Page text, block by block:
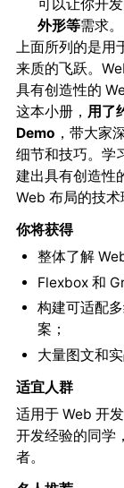
可以让你开
外形等需求。
上面所列的是用
来质的飞跃。
具有创造性的
这本小册， 用了
Demo ，带大家
细节和技巧。学
建出具有创造性
Web 布局的技术
你将获得
整体了解
Flexbox 和
构建可适配
案；
大量图文和
适宜人群
适用于 Web 开
开发经验的同学
者。